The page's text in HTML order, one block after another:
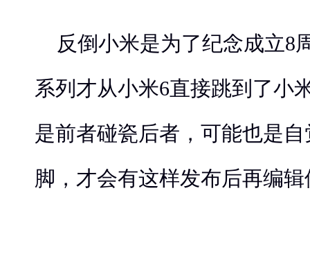
反倒小米是为了纪念成立8
系列才从小米6直接跳到了小
是前者碰瓷后者，可能也是
脚，才会有这样发布后再编